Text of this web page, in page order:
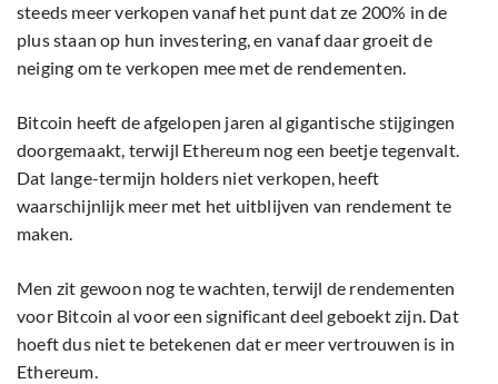
steeds meer verkopen vanaf het punt dat ze 200% in de
plus staan op hun investering, en vanaf daar groeit de
neiging om te verkopen mee met de rendementen.
Bitcoin heeft de afgelopen jaren al gigantische stijgingen
doorgemaakt, terwijl Ethereum nog een beetje tegenvalt.
Dat lange-termijn holders niet verkopen, heeft
waarschijnlijk meer met het uitblijven van rendement te
maken.
Men zit gewoon nog te wachten, terwijl de rendementen
voor Bitcoin al voor een significant deel geboekt zijn. Dat
hoeft dus niet te betekenen dat er meer vertrouwen is in
Ethereum.